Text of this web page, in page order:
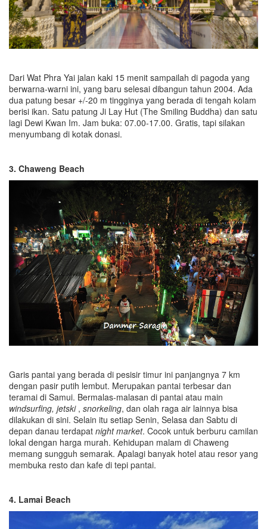
Dari Wat Phra Yai jalan kaki 15 menit sampailah di pagoda yang
berwarna-warni ini, yang baru selesai dibangun tahun 2004. Ada
dua patung besar +/-20 m tingginya yang berada di tengah kolam
berisi ikan. Satu patung Ji Lay Hut (The Smiling Buddha) dan satu
lagi Dewi Kwan Im. Jam buka: 07.00-17.00. Gratis, tapi silakan
menyumbang di kotak donasi.
3. Chaweng Beach
Garis pantai yang berada di pesisir timur ini panjangnya 7 km
dengan pasir putih lembut. Merupakan pantai terbesar dan
teramai di Samui. Bermalas-malasan di pantai atau main
windsurfing, jetski, snorkeling, dan olah raga air lainnya bisa
dilakukan di sini. Selain itu setiap Senin, Selasa dan Sabtu di
depan danau terdapat night market. Cocok untuk berburu camilan
lokal dengan harga murah. Kehidupan malam di Chaweng
memang sungguh semarak. Apalagi banyak hotel atau resor yang
membuka resto dan kafe di tepi pantai.
4. Lamai Beach